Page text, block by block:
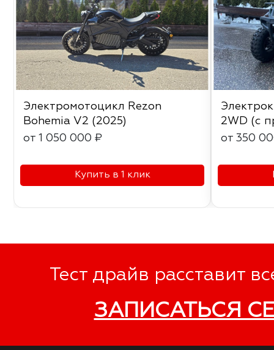
Электромотоцикл Rezon
Bohemia V2 (2025)
от 1 050 000 ₽
Купить в 1 клик
2WD (с
от 350
Тест драйв расставит
ЗАПИСАТЬСЯ